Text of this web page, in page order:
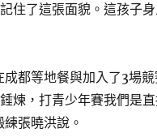
住了這張面貌。這孩子
都等地餐與加入了3場
煉，打青少年賽我們是
張曉洪說。